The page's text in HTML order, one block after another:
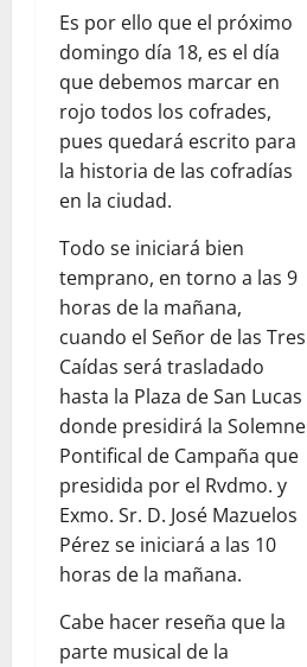
Es por ello que el próximo
domingo día 18, es el día
que debemos marcar en
rojo todos los cofrades,
pues quedará escrito para
la historia de las cofradías
en la ciudad.
Todo se iniciará bien
temprano, en torno a las 9
horas de la mañana,
cuando el Señor de las Tres
Caídas será trasladado
hasta la Plaza de San Lucas
donde presidirá la Solemne
Pontifical de Campaña que
presidida por el Rvdmo. y
Exmo. Sr. D. José Mazuelos
Pérez se iniciará a las 10
horas de la mañana.
Cabe hacer reseña que la
parte musical de la